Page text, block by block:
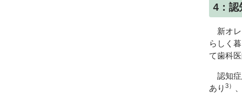
4：認
新オレ
らしく
て歯科
認知症
あり 3）